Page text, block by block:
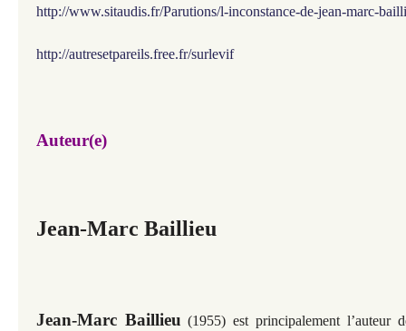
http://www.sitaudis.fr/Parutions/l-inconstance-de-jean-marc-
http://autresetpareils.free.fr/surlevif
Auteur(e)
Jean-Marc Baillieu
Jean-Marc Baillieu (1955) est principalement l’auteur